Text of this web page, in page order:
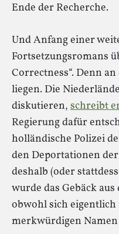
Ende der Recherche.
Und Anfang einer
Fortsetzungsromans
Correctness“. Denn
liegen. Die
diskutieren, schreibt
Regierung dafür
holländische Polizei
den Deportationen
deshalb (oder
wurde das Gebäck
obwohl sich
merkwürdigen